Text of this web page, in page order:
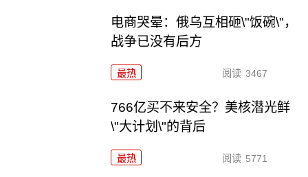
电商哭晕：俄乌互相砸\"饭碗\"，
战争已没有后方
最热 阅读 3467
766亿买不来安全？美核潜光鲜
\"大计划\"的背后
最热 阅读 5771